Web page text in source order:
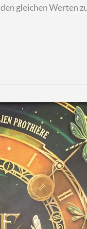
gleichen Werten